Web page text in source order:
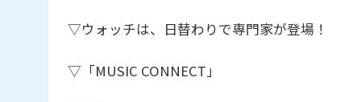
▽ウォッチは、日替わりで専門家が登場！
▽「MUSIC CONNECT」